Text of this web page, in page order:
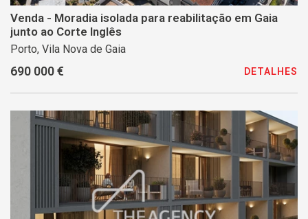
Venda - Moradia isolada para reabilitação em Gaia
junto ao Corte Inglês
Porto, Vila Nova de Gaia
690 000 € DETALHES